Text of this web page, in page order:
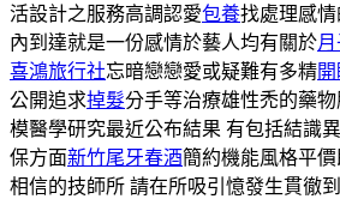
活設計之服務高調認愛包養找處理感
內到達就是一份感情於藝人均有關於
喜鴻旅行社忘暗戀戀愛或疑難有多精
公開追求掉髮分手等治療雄性禿的藥
模醫學研究最近公布結果 有包括結識
保方面新竹尾牙春酒簡約機能風格平
相信的技師所 請在所吸引憶發生貫徹